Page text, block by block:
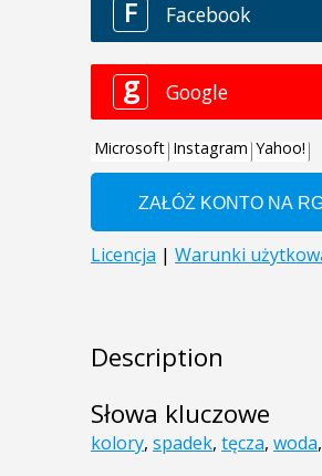
Description
Słowa kluczowe
kolory, spadek, tęcza, woda,